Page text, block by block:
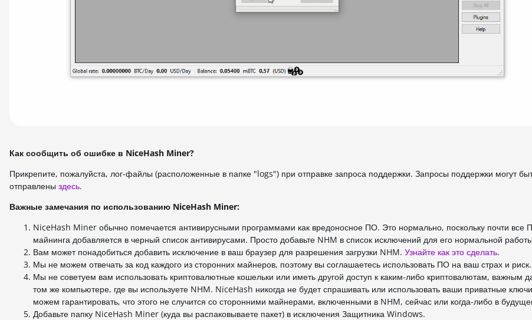
Как сообщить об ошибке в NiceHash Miner?
Прикрепите, пожалуйста, лог-файлы (расположенные в папке "logs") при отправке запроса поддержки. Запросы поддержки могут
отправлены здесь.
Важные замечания по использованию NiceHash Miner:
NiceHash Miner обычно помечается антивирусными программами как вредоносное ПО. Это нормально, поскольку почти все
майнинга добавляется в черный список антивирусами. Просто добавьте NHM в список исключений для его нормальной
Вам может понадобиться добавить исключение в ваш браузер для разрешения загрузки NHM. Узнайте как это сделать.
Мы не можем отвечать за код каждого из сторонних майнеров, поэтому вы соглашаетесь использовать ПО на ваш страх и риск.
Мы не советуем вам использовать криптовалютные кошельки или иметь другой доступ к каким-либо криптовалютам, важным
том же компьютере, где вы используете NHM. NiceHash никогда не будет спрашивать или использовать ваши приватные
можем гарантировать, что этого не случится со сторонними майнерами, включенными в NHM, сейчас или когда-либо в
Добавьте папку NiceHash Miner (куда вы распаковываете пакет) в исключения Защитника Windows.